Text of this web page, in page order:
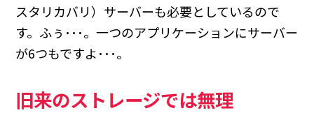
スタリカバリ）サーバーも必要としているので
す。ふぅ･･･。一つのアプリケーションにサーバー
が6つもですよ･･･。
旧来のストレージでは無理